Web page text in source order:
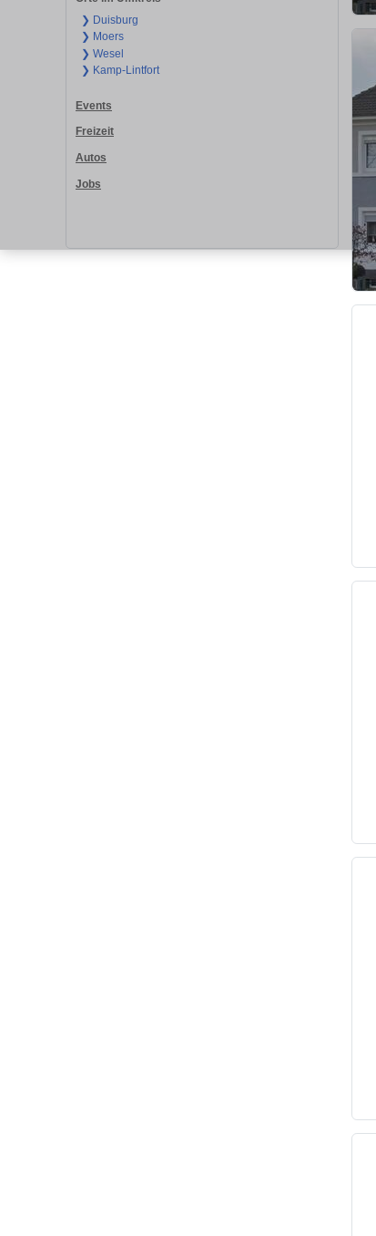
❯ Duisburg
❯ Moers
❯ Wesel
❯ Kamp-Lintfort
Events
Freizeit
Autos
Jobs